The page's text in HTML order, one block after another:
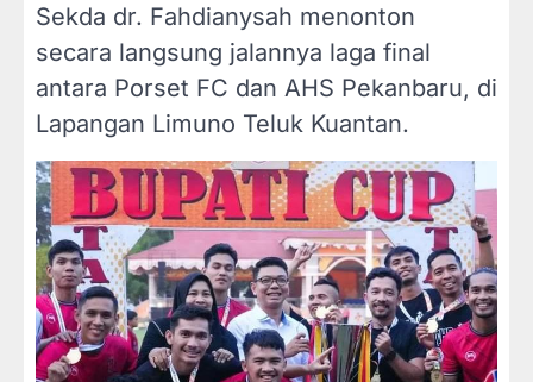
Sekda dr. Fahdianysah menonton
secara langsung jalannya laga final
antara Porset FC dan AHS Pekanbaru, di
Lapangan Limuno Teluk Kuantan.